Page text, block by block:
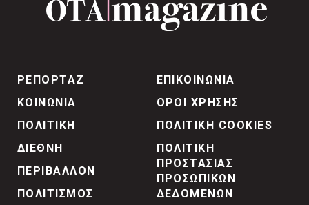
ΡΕΠΟΡΤΑΖ
ΚΟΙΝΩΝΙΑ
ΠΟΛΙΤΙΚΗ
ΔΙΕΘΝΗ
ΠΕΡΙΒΑΛΛΟΝ
ΠΟΛΙΤΙΣΜΟΣ
ΕΠΙΚΟΙΝΩΝΙΑ
ΟΡΟΙ ΧΡΗΣΗΣ
ΠΟΛΙΤΙΚΗ COOKIES
ΠΟΛΙΤΙΚΗ
ΠΡΟΣΤΑΣΙΑΣ
ΠΡΟΣΩΠΙΚΩΝ
ΔΕΔΟΜΕΝΩΝ